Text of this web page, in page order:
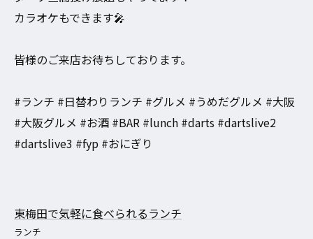
カラオケもできます🎤
皆様のご来店お待ちしております。
#ランチ #日替わりランチ #グルメ #うめだグルメ #大阪
#大阪グルメ #お酒 #BAR #lunch #darts #dartslive2
#dartslive3 #fyp #おにぎり
東梅田で気軽に食べられるランチ
ランチ